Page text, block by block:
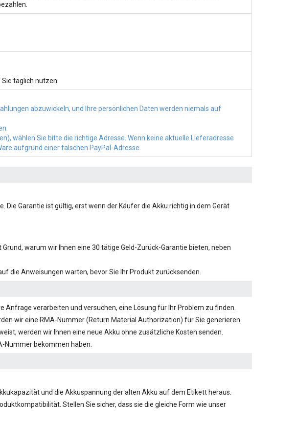
täglich nutzen.
abzuwickeln, und Ihre persönlichen Daten werden niemals auf
wählen Sie bitte die richtige Adresse. Wenn keine aktuelle Lieferadresse
aufgrund einer falschen PayPal-Adresse.
Die Garantie ist gültig, erst wenn der Käufer die Akku richtig in dem Gerät
warum wir Ihnen eine 30 tätige Geld-Zurück-Garantie bieten, neben
die Anweisungen warten, bevor Sie Ihr Produkt zurücksenden.
verarbeiten und versuchen, eine Lösung für Ihr Problem zu finden.
wir eine RMA-Nummer (Return Material Authorization) für Sie generieren.
werden wir Ihnen eine neue Akku ohne zusätzliche Kosten senden.
Nummer bekommen haben.
und die Akkuspannung der alten Akku auf dem Etikett heraus.
Stellen Sie sicher, dass sie die gleiche Form wie unser